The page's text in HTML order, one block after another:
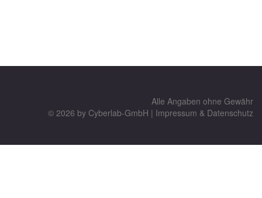
Alle Angaben ohne Gewähr
© 2026 by Cyberlab-GmbH | Impressum & Datenschutz